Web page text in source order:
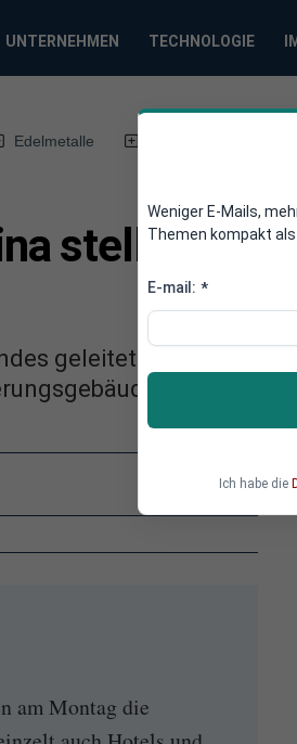
UNTERNEHMEN TECHNOLOGIE
Edelmetalle
stellt
geleitet wird, werden
abgestellt.
am Montag die
Weniger E-Mails,
Themen kompakt
E-mail: *
Ich habe die